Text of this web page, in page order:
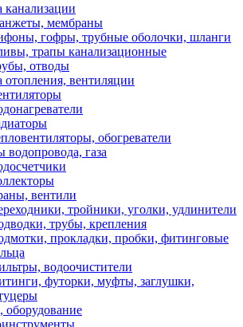
канализации
мембраны
гофры, трубные оболочки, шланги
трапы канализационные
отводы
отопления, вентиляции
обогреватели
водопровода, газа
вентили
тройники, уголки, удлинители
трубы, крепления
прокладки, пробки, фитинговые
водоочистители
футорки, муфты, заглушки,